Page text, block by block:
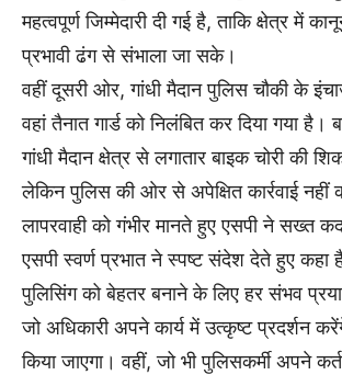
महत्वपूर्ण जिम्मेदारी दी गई है, ताकि क्षेत्र में
प्रभावी ढंग से संभाला जा सके।
वहीं दूसरी ओर, गांधी मैदान पुलिस चौकी के
वहां तैनात गार्ड को निलंबित कर दिया गया है।
गांधी मैदान क्षेत्र से लगातार बाइक चोरी की
लेकिन पुलिस की ओर से अपेक्षित कार्रवाई नहीं
लापरवाही को गंभीर मानते हुए एसपी ने सख्त
एसपी स्वर्ण प्रभात ने स्पष्ट संदेश देते हुए कहा
पुलिसिंग को बेहतर बनाने के लिए हर संभव
जो अधिकारी अपने कार्य में उत्कृष्ट प्रदर्शन
किया जाएगा। वहीं, जो भी पुलिसकर्मी अपने